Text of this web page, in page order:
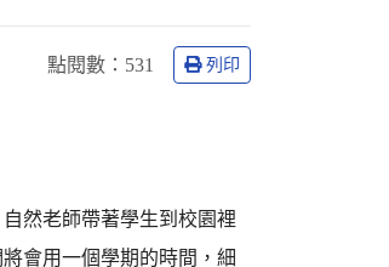
點閱數： 531 列印
然老師帶著學生到校園裡
會用一個學期的時間，細